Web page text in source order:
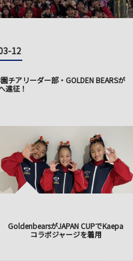
12
チアリーダー部・GOLDEN BEARSが
遠征！
GoldenbearsがJAPAN CUPでKaepa
コラボジャージを着用